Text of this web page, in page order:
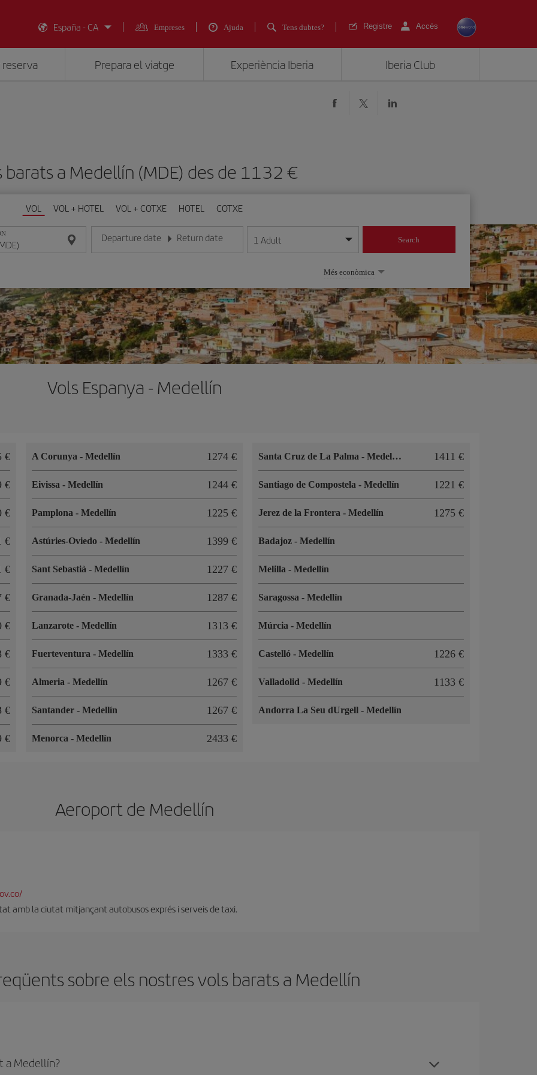
España - CA
Empreses Ajuda Tens dubtes? Registre Accés
Prepara el viatge Experiència Iberia Iberia Club
barats a Medellín (MDE) des de 1132
VOL VOL + HOTEL VOL + COTXE HOTEL COTXE
Departure date
Introduce la fecha en format dia/mes/any
Return date
Introduce la fecha en format dia/mes/any
1 Adult Search
Més econòmica
Vols Espanya - Medellín
A Corunya - Medellín 1274
Eivissa - Medellín 1244
Pamplona - Medellín 1225
Astúries-Oviedo - Medellín 1399
Sant Sebastià - Medellín 1227
Granada-Jaén - Medellín 1287
Lanzarote - Medellín 1313
Fuerteventura - Medellín 1333
Almeria - Medellín 1267
Santander - Medellín 1267
Menorca - Medellín 2433
Santa Cruz de La Palma-Medellín 1411
Santiago de Compostela-Medellín 1221
Jerez de la Frontera-Medellín 1275
Badajoz-Medellín
Melilla-Medellín
Saragossa-Medellín
Múrcia-Medellín
Castelló-Medellín 1226
Valladolid-Medellín 1133
Andorra La Seu dUrgell-Medellín
Aeroport de Medellín
amb la ciutat mitjançant autobusos exprés i serveis de taxi.
sobre els nostres vols barats a Medellín
a Medellín?